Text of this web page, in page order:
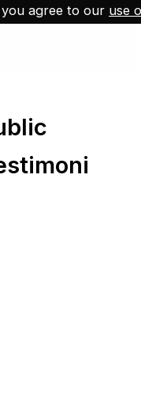
agree to our use